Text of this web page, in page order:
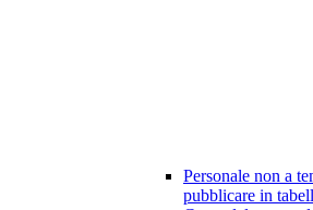
Personale non a
pubblicare in